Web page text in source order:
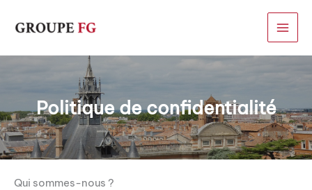
Politique de confidentialité
Qui sommes-nous ?